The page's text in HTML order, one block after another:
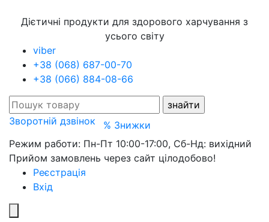
Дієтичні продукти для здорового харчування з
усього світу
viber
+38 (068) 687-00-70
+38 (066) 884-08-66
Зворотній дзвінок
% Знижки
Режим работи: Пн-Пт 10:00-17:00, Сб-Нд: вихідний
Прийом замовлень через сайт цілодобово!
Реєстрація
Вхід